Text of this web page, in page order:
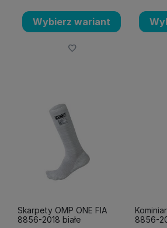
Wybierz wariant
Skarpety OMP ONE FIA
8856-2018 białe
8856-